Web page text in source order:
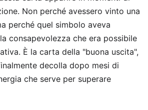
Non perché avessero vinto una
perché quel simbolo aveva
consapevolezza che era possibile
È la carta della "buona uscita",
decolla dopo mesi di
che serve per superare